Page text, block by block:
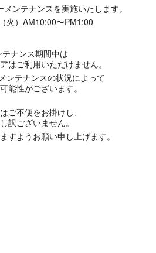
ンテナンスを実施いたします。
火）AM10:00〜PM1:00
ナンス期間中は
はご利用いただけません。
ンテナンスの状況によって
能性がございます。
ご不便をお掛けし、
訳ございません。
すようお願い申し上げます。